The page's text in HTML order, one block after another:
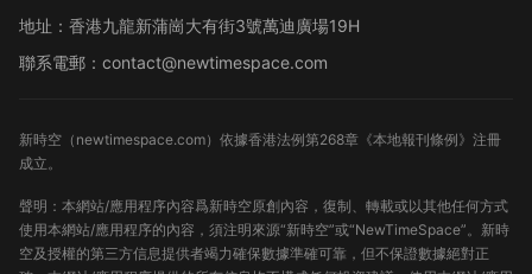
地址：香港九龍新蒲崗大有街3號萬迪廣場19H
聯系電郵：contact@newtimespace.com
新時空（ newtimespace.com）依據香港法例第268章《本地報刊條例》注冊
成立。
聲明：本網站/應用程序內容爲新時空原創內容，復制、轉載或以其他任何方式
使用本網站/應用程序的內容，須注明來源“新時空”或“NewTimeSpace”。新時
空及授權的第三方信息提供者竭力確保數據準確可靠，但不保證數據絕對正